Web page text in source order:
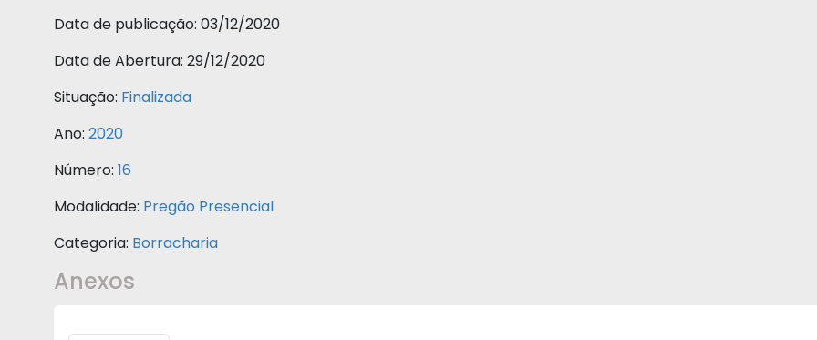
Data de publicação: 03/12/2020
Data de Abertura: 29/12/2020
Situação: Finalizada
Ano: 2020
Número: 16
Modalidade: Pregão Presencial
Categoria: Borracharia
Anexos